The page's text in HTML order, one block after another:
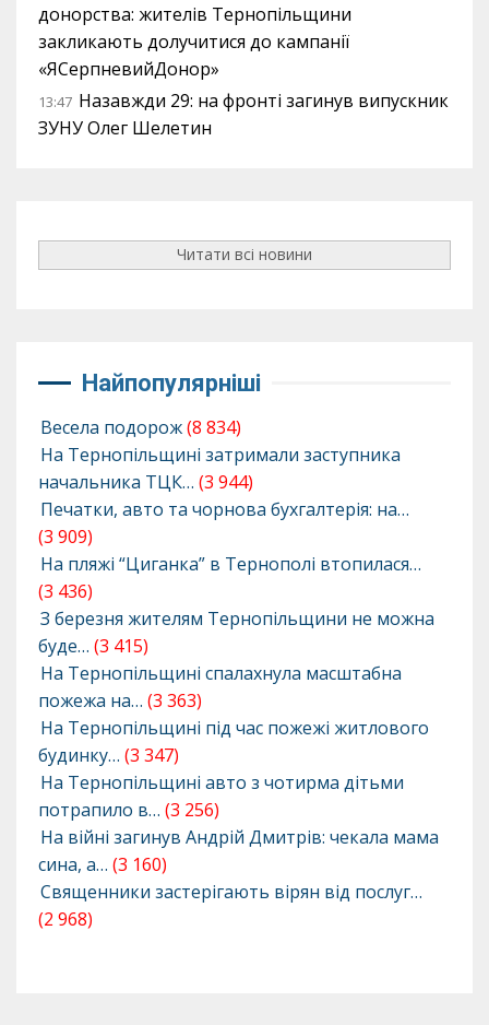
донорства: жителів Тернопільщини
закликають долучитися до кампанії
«ЯСерпневийДонор»
13:47 Назавжди 29: на фронті загинув випускник
ЗУНУ Олег Шелетин
Читати всі новини
Найпопулярніші
Весела подорож(8 834)
На Тернопільщині затримали заступника
начальника ТЦК… (3 944)
Печатки, авто та чорнова бухгалтерія: на…
(3 909)
На пляжі “Циганка” в Тернополі втопилася…
(3 436)
З березня жителям Тернопільщини не можна
буде… (3 415)
На Тернопільщині спалахнула масштабна
пожежа на… (3 363)
На Тернопільщині під час пожежі житлового
будинку… (3 347)
На Тернопільщині авто з чотирма дітьми
потрапило в… (3 256)
На війні загинув Андрій Дмитрів: чекала мама
сина, а… (3 160)
Священники застерігають вірян від послуг…
(2 968)